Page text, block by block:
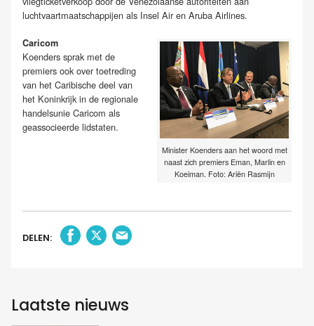
luchtvaartmaatschappijen als Insel Air en Aruba Airlines.
Minister Koenders aan het woord met
naast zich premiers Eman, Marlin en
Koeiman. Foto: Ariën Rasmijn
Caricom
Koenders sprak met de
premiers ook over toetreding
van het Caribische deel van
het Koninkrijk in de regionale
handelsunie Caricom als
geassocieerde lidstaten.
DELEN:
Laatste nieuws